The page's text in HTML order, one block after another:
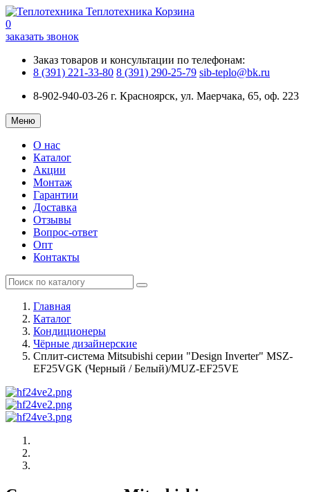
Теплотехника Корзина
0
заказать звонок
Заказ товаров и консультации по телефонам:
8 (391) 221-33-80 8 (391) 290-25-79 sib-teplo@bk.ru
8-902-940-03-26 г. Красноярск, ул. Маерчака, 65, оф. 223
Меню
О нас
Каталог
Акции
Монтаж
Гарантии
Доставка
Отзывы
Вопрос-ответ
Опт
Контакты
Главная
Каталог
Кондиционеры
Чёрные дизайнерские
Сплит-система Mitsubishi серии "Design Inverter" MSZ-
EF25VGK (Черный / Белый)/MUZ-EF25VE